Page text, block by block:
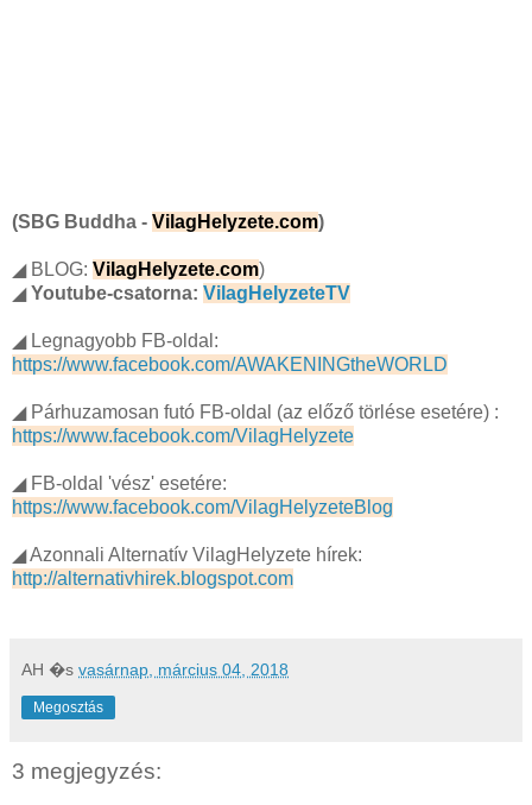
(SBG Buddha - VilagHelyzete.com)
◢ BLOG: VilagHelyzete.com)
◢Youtube-csatorna: VilagHelyzeteTV
◢ Legnagyobb FB-oldal:
https://www.facebook.com/AWAKENINGtheWORLD
◢ Párhuzamosan futó FB-oldal (az előző törlése esetére) :
https://www.facebook.com/VilagHelyzete
◢ FB-oldal 'vész' esetére:
https://www.facebook.com/VilagHelyzeteBlog
◢ Azonnali Alternatív VilagHelyzete hírek:
http://alternativhirek.blogspot.com
AH �s vasárnap, március 04, 2018
Megosztás
3 megjegyzés: